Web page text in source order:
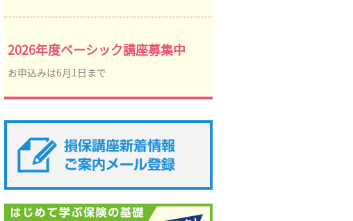
2026年度ベーシック講座募集中
お申込みは6月1日まで